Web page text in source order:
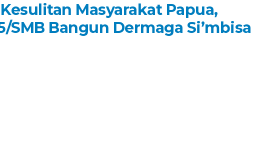
Masyarakat Papua,
SMB Bangun Dermaga Si’mbisa